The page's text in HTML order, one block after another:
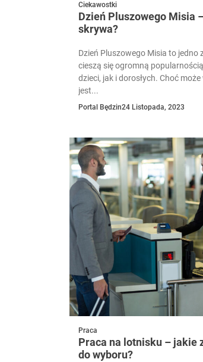
Ciekawostki
Dzień Pluszowego Misia
skrywa?
Dzień Pluszowego Misia to jedno
cieszą się ogromną
dzieci, jak i dorosłych. Choć
jest...
Portal Będzin24 Listopada, 2023
Praca
Praca na lotnisku – jakie
do wyboru?